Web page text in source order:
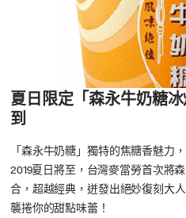
夏日限定「森永牛奶糖
到
「森永牛奶糖」獨特的焦糖香魅力
2019夏日將至，台灣麥當勞首次將
合，超越經典，迸發出絕妙復刻大
襲捲你的甜點味蕾！